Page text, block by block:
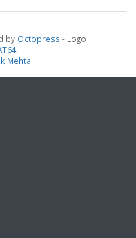
by Octopress - Logo
Mehta